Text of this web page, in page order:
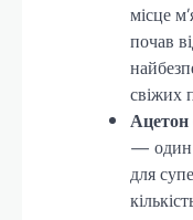
місце
почав
свіжих
Ацетон
— один
для